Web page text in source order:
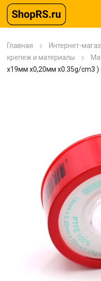
Главная Интернет-
крепеж и материалы
x19мм x0,20мм x0.35g/cm3 )